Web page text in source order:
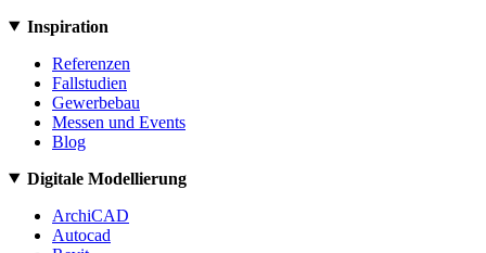
Inspiration
Referenzen
Fallstudien
Gewerbebau
Messen und Events
Blog
Digitale Modellierung
ArchiCAD
Autocad